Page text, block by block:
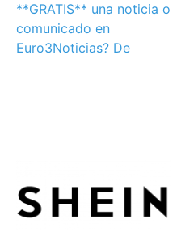
**GRATIS** una noticia o
comunicado en
Euro3Noticias? De